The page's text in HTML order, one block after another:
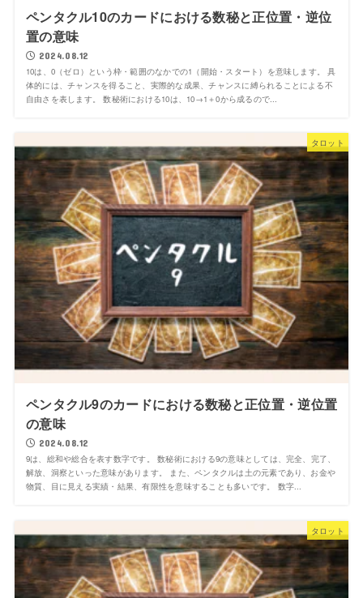
ペンタクル10のカードにおける数秘と正位置・逆位
置の意味
2024.08.12
10は、0（ゼロ）という枠・範囲のなかでの1（開始・スタート）を意味します。 具
体的には、チャンスを得ること、実際的な成果、チャンスに縛られることによる不
自由さを表します。 数秘術における10は、10→1＋0から成るので...
タロット
ペンタクル9のカードにおける数秘と正位置・逆位置
の意味
2024.08.12
9は、総和や総合を表す数字です。 数秘術における9の意味としては、完全、完了、
解放、洞察といった意味があります。 また、ペンタクルは土の元素であり、お金や
物質、目に見える実績・結果、有限性を意味することも多いです。 数字...
タロット